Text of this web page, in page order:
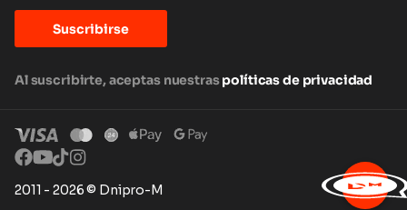
Suscribirse
Al suscribirte, aceptas nuestraspolíticas de privacidad
2011 - 2026 © Dnipro-M